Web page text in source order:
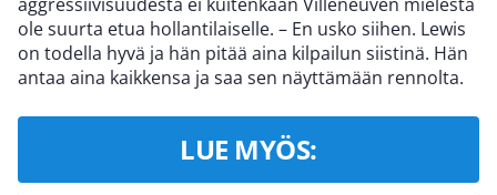
ole suurta etua hollantilaiselle. – En usko siihen. Lewis
on todella hyvä ja hän pitää aina kilpailun siistinä. Hän
antaa aina kaikkensa ja saa sen näyttämään rennolta.
LUE MYÖS: